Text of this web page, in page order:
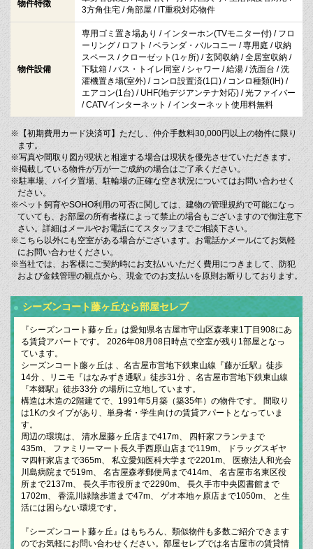
物件特徴
3方角住宅 / 角部屋 / IT重税対応物件
物件設備
専用ゴミ置き場あり / インターホン(TVモニター付) / フロ
ーリング / ロフト / ベランダ・バルコニー / 専用庭 / 収納
スペース / クローゼット(1ヶ所) / 玄関収納 / 全居室収納 /
下駄箱 / バス・トイレ同室 / シャワー / 給湯 / 洗面台 / 洗
濯機置き場(室外) / コンロ設置済(1口) / コンロ種類(IH) /
エアコン(1台) / UHF(地デジアンテナ対応) / 光ファイバー
/ CATVインターネット / インターネット使用料無料
※【初期費用カード決済可】ただし、仲介手数料30,000円以上の物件に限り
ます。
※写真や間取り図が現状と相違する場合は現状を優先させていただきます。
※掲載している物件が万が一ご成約の場合はご了承ください。
※駐車場、バイク置場、駐輪場の正確な空き状況についてはお問い合わせく
ださい。
※ペット飼育やSOHO利用の可否に関しては、建物の管理規約で可能になっ
ていても、お部屋の所有者様によって禁止の場合もございますので御注意下
さい。詳細はメールやお電話にてスタッフまでご相談下さい。
※こちら以外にも空室がある場合がございます。お電話かメールにてお気軽
にお問い合わせください。
※当社では、お客様にご契約時にお支払いいただく費用につきまして、防犯
および金銭管理の観点から、現金でのお支払いを原則お断りしております。
シーズンコート藤ヶ丘なら部屋セレブ
『シーズンコート藤ヶ丘』は愛知県名古屋市守山区森孝東1丁目908にあ
る賃貸アパートです。 2026年08月08日時点で空室が残り1部屋となっ
ています。
シーズンコート藤ヶ丘は 、名古屋市営地下鉄東山線『藤が丘駅』徒歩
14分 、リニモ『はなみずき通駅』徒歩31分 、名古屋市営地下鉄東山線
『本郷駅』徒歩33分 の場所に立地しています。
構造は木造の2階建てで、1991年5月築（築35年）の物件です。 間取り
は1Kのタイプがあり、単身者・学生向けの賃貸アパートとなっていま
す。
周辺の環境は、 清水屋藤ヶ丘店まで417m、 四軒家フランテまで
435m、 ファミリーマート長久手西原山店まで119m、 ドラッグスギヤ
マ四軒家店まで365m、 私立愛知医科大学まで2201m、 医療法人和光会
川島病院まで519m、 名古屋森孝郵便局まで414m、 名古屋市名東区役
所まで2137m、 長久手市役所まで2290m、 長久手市中央図書館まで
1702m、 香流川緑陰歩道まで47m、 ゲオ本地ヶ原店まで1050m、 と生
活には困らない環境です。
『シーズンコート藤ヶ丘』はもちろん、類似物件も多数ご紹介できます
のでお気軽にお問い合わせください。部屋セレブでは名古屋市の賃貸情